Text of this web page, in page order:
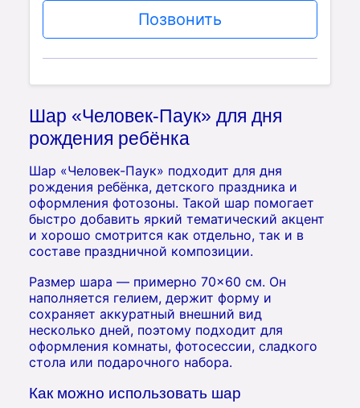
Позвонить
Шар «Человек-Паук» для дня
рождения ребёнка
Шар «Человек-Паук» подходит для дня
рождения ребёнка, детского праздника и
оформления фотозоны. Такой шар помогает
быстро добавить яркий тематический акцент
и хорошо смотрится как отдельно, так и в
составе праздничной композиции.
Размер шара — примерно 70×60 см. Он
наполняется гелием, держит форму и
сохраняет аккуратный внешний вид
несколько дней, поэтому подходит для
оформления комнаты, фотосессии, сладкого
стола или подарочного набора.
Как можно использовать шар